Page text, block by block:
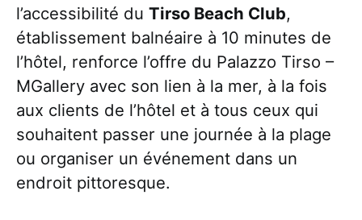
l’accessibilité du Tirso Beach Club,
établissement balnéaire à 10 minutes de
l’hôtel, renforce l’offre du Palazzo Tirso –
MGallery avec son lien à la mer, à la fois
aux clients de l’hôtel et à tous ceux qui
souhaitent passer une journée à la plage
ou organiser un événement dans un
endroit pittoresque.